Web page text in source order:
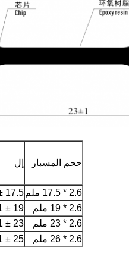
حجم المسبار إل
2.6 * 17.5 ملم 17.5 ± 1
2.6 * 19 ملم 19 ± 1
2.6 * 23 ملم
23 ± 1
2.6 * 26 ملم
25 ± 1